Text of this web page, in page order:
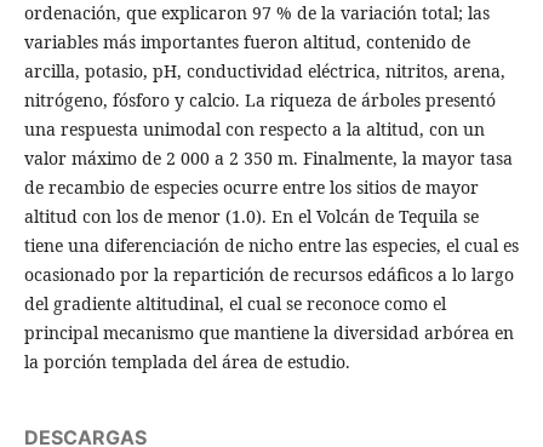
ordenación, que explicaron 97 % de la variación total; las
variables más importantes fueron altitud, contenido de
arcilla, potasio, pH, conductividad eléctrica, nitritos, arena,
nitrógeno, fósforo y calcio. La riqueza de árboles presentó
una respuesta unimodal con respecto a la altitud, con un
valor máximo de 2 000 a 2 350 m. Finalmente, la mayor tasa
de recambio de especies ocurre entre los sitios de mayor
altitud con los de menor (1.0). En el Volcán de Tequila se
tiene una diferenciación de nicho entre las especies, el cual es
ocasionado por la repartición de recursos edáficos a lo largo
del gradiente altitudinal, el cual se reconoce como el
principal mecanismo que mantiene la diversidad arbórea en
la porción templada del área de estudio.
DESCARGAS